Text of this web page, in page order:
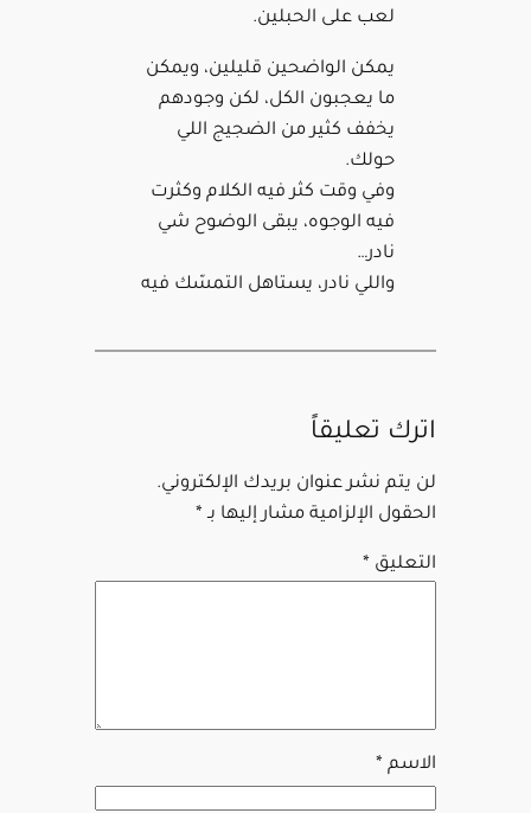
لعب على الحبلين.
يمكن الواضحين قليلين، ويمكن
ما يعجبون الكل، لكن وجودهم
يخفف كثير من الضجيج اللي
حولك.
وفي وقت كثر فيه الكلام وكثرت
فيه الوجوه، يبقى الوضوح شي
نادر…
واللي نادر، يستاهل التمسّك فيه
اترك تعليقاً
لن يتم نشر عنوان بريدك الإلكتروني.
الحقول الإلزامية مشار إليها بـ *
التعليق *
الاسم *